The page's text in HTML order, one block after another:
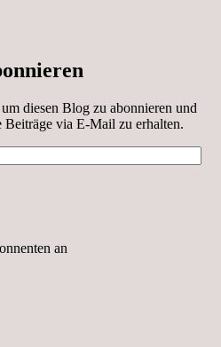
diesen Blog zu abonnieren und
Beiträge via E-Mail zu erhalten.
an